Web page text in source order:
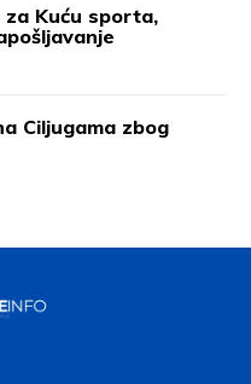
Kuću sporta,
Ciljugama zbog